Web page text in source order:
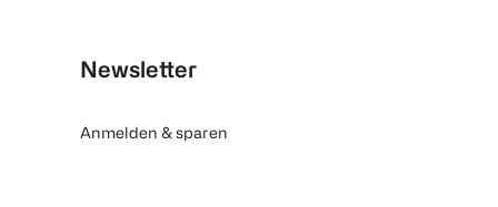
Newsletter
Anmelden & sparen